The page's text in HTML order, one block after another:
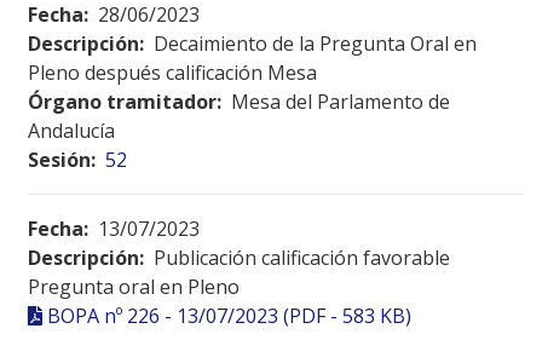
Fecha: 28/06/2023
Descripción: Decaimiento de la Pregunta Oral en
Pleno después calificación Mesa
Órgano tramitador: Mesa del Parlamento de
Andalucía
Sesión: 52
Fecha: 13/07/2023
Descripción: Publicación calificación favorable
Pregunta oral en Pleno
BOPA nº 226 - 13/07/2023 (PDF - 583 KB)